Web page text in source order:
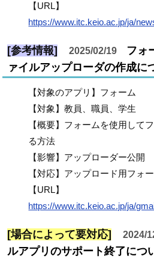
【URL】
https://www.itc.keio.ac.jp/ja/
[参考情報] 2025/02/19
フォ
ァイルアップローダの作成に
【対象のアプリ】フォーム
【対象】教員、職員、学生
【概要】フォームを使用して
る方法
【影響】アップローダー公開
【対応】アップロード用フォ
【URL】
https://www.itc.keio.ac.jp/ja/
[場合によって要対応] 2024/
ルアプリのサポート終了につ